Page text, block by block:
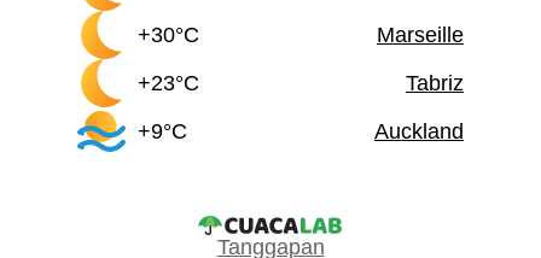
+30°C
Marseille
+23°C
Tabriz
+9°C
Auckland
Tanggapan